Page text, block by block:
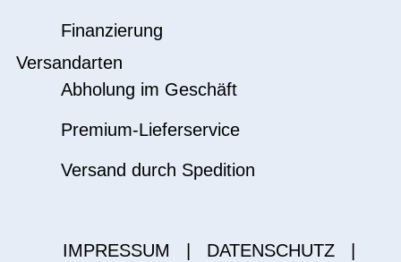
Finanzierung
Versandarten
Abholung im Geschäft
Premium-Lieferservice
Versand durch Spedition
IMPRESSUM DATENSCHUTZ